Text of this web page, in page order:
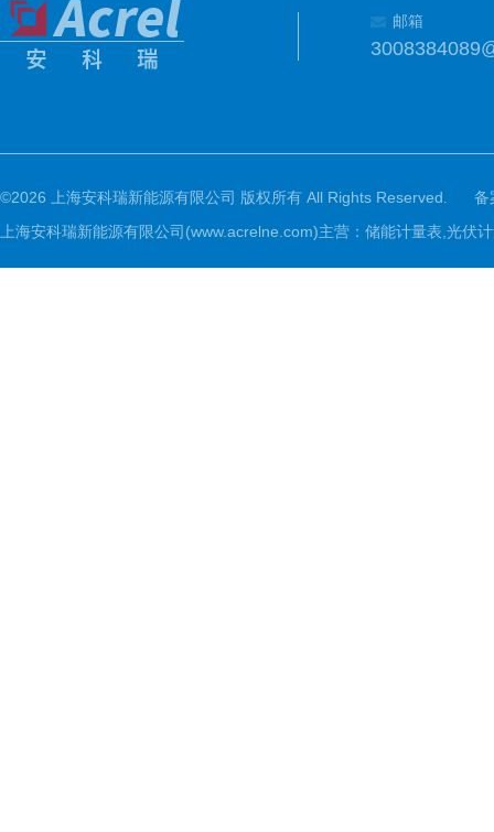
邮箱
©2026 上海安科瑞新能源有限公司 版权所有 All Rights Reserved.
备
上海安科瑞新能源有限公司(www.acrelne.com)主营：储能计量表,光伏